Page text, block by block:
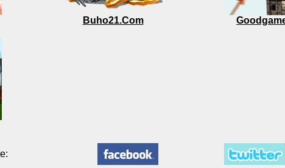
Buho21.Com